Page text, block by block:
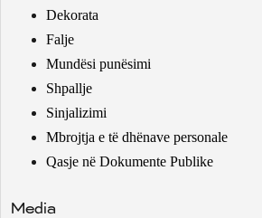
Dekorata
Falje
Mundësi punësimi
Shpallje
Sinjalizimi
Mbrojtja e të dhënave personale
Qasje në Dokumente Publike
Media